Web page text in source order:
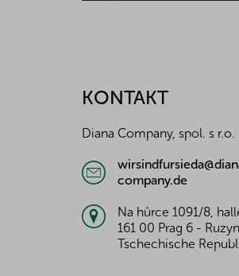
KONTAKT
Diana Company, spol. s r.o.
company.de
Na hůrce 1091/8,
161 00 Prag 6 -
Tschechische